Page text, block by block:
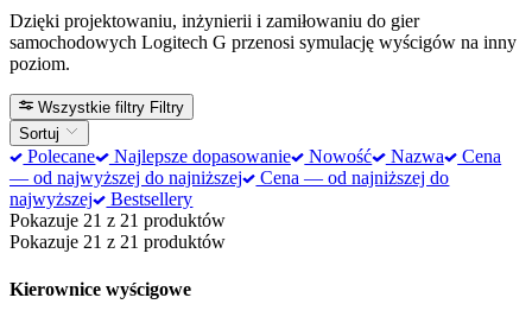
Dzięki projektowaniu, inżynierii i zamiłowaniu do gier
samochodowych Logitech G przenosi symulację wyścigów na inny
poziom.
Wszystkie filtry Filtry
Sortuj
Polecane Najlepsze dopasowanie Nowość Nazwa
Cena
— od najwyższej do najniższej
Cena — od najniższej do
najwyższej
Bestsellery
Pokazuje 21 z 21 produktów
Pokazuje 21 z 21 produktów
Kierownice wyścigowe